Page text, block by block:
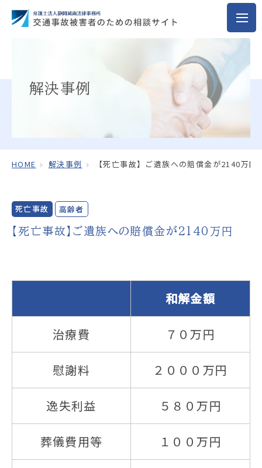
解決事例
HOME 解決事例 【死亡事故】ご遺族への賠償金が2140万円
死亡事故
高齢者
【死亡事故】ご遺族への賠償金が2140万円
和解金額
治療費 ７０万円
慰謝料 ２０００万円
逸失利益 ５８０万円
葬儀費用等 １００万円